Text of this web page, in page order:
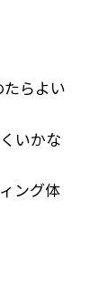
らよい
いかな
ング体